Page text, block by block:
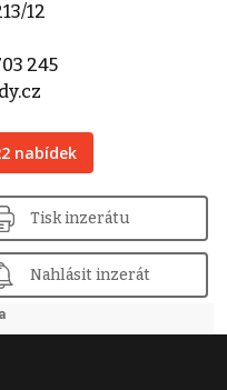
12
245
nabídek
Tisk inzerátu
Nahlásit inzerát